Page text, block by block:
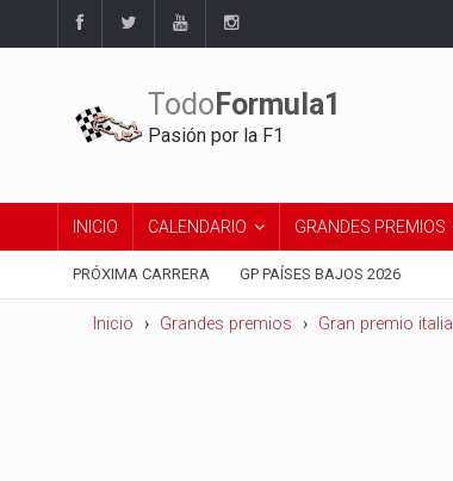
Todo Formula1
Pasión por la F1
INICIO CALENDARIO GRANDES PREMIOS
PRÓXIMA CARRERA GP PAÍSES BAJOS 2026
Inicio Grandes premios Gran premio italia